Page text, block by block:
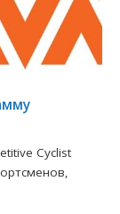
Cyclist